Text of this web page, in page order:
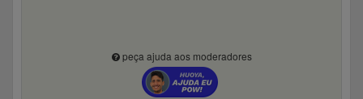
peça ajuda aos moderadores